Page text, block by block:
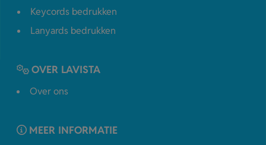
Keycords bedrukken
Lanyards bedrukken
OVER LAVISTA
Over ons
MEER INFORMATIE